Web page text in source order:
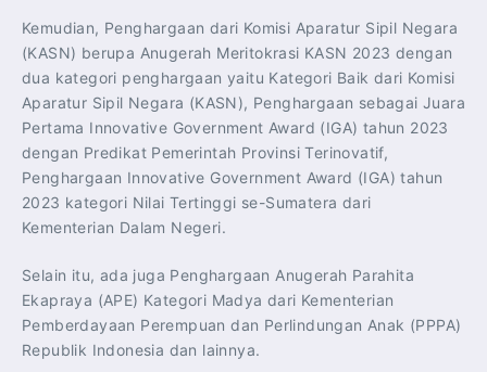
Kemudian, Penghargaan dari Komisi Aparatur Sipil Negara
(KASN) berupa Anugerah Meritokrasi KASN 2023 dengan
dua kategori penghargaan yaitu Kategori Baik dari Komisi
Aparatur Sipil Negara (KASN), Penghargaan sebagai Juara
Pertama Innovative Government Award (IGA) tahun 2023
dengan Predikat Pemerintah Provinsi Terinovatif,
Penghargaan Innovative Government Award (IGA) tahun
2023 kategori Nilai Tertinggi se-Sumatera dari
Kementerian Dalam Negeri.
Selain itu, ada juga Penghargaan Anugerah Parahita
Ekapraya (APE) Kategori Madya dari Kementerian
Pemberdayaan Perempuan dan Perlindungan Anak (PPPA)
Republik Indonesia dan lainnya.